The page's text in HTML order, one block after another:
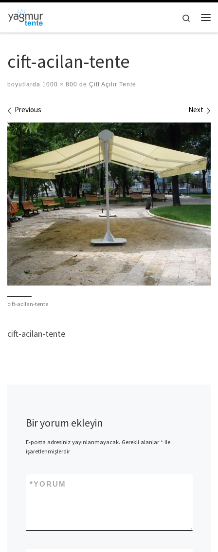
Skip to content
Search
cift-acilan-tente
boyutlarda 1000 × 800 de Çift Açılır Tente
Images navigation
Previous Next
cift-acilan-tente
cift-acilan-tente
Bir yorum ekleyin
E-posta adresiniz yayınlanmayacak. Gerekli alanlar*ile
işaretlenmişlerdir
YORUM
*